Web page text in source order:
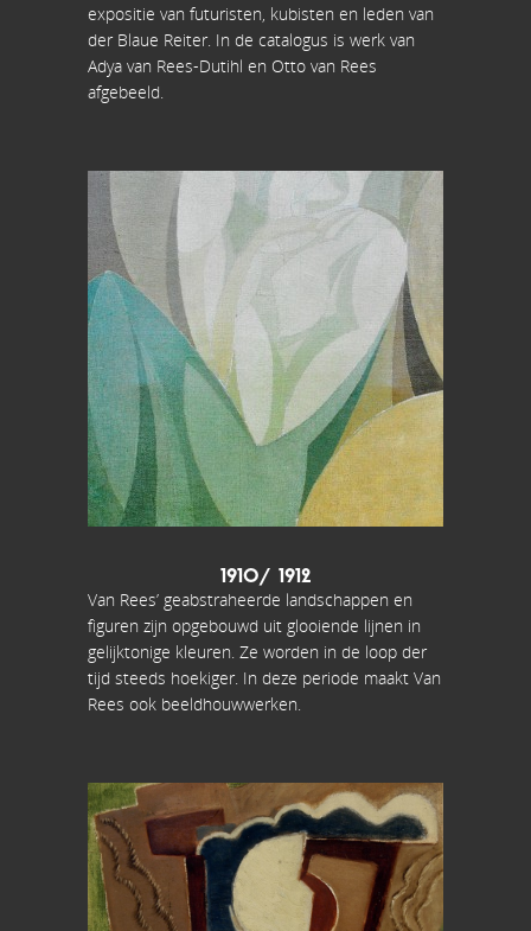
expositie van futuristen, kubisten en leden van
der Blaue Reiter. In de catalogus is werk van
Adya van Rees-Dutihl en Otto van Rees
afgebeeld.
1910/ 1912
Van Rees’ geabstraheerde landschappen en
figuren zijn opgebouwd uit glooiende lijnen in
gelijktonige kleuren. Ze worden in de loop der
tijd steeds hoekiger. In deze periode maakt Van
Rees ook beeldhouwwerken.